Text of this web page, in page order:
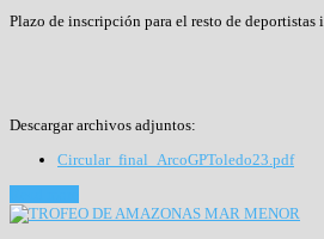
Plazo de inscripción para el resto de deportistas
Descargar archivos adjuntos:
Circular_final_ArcoGPToledo23.pdf